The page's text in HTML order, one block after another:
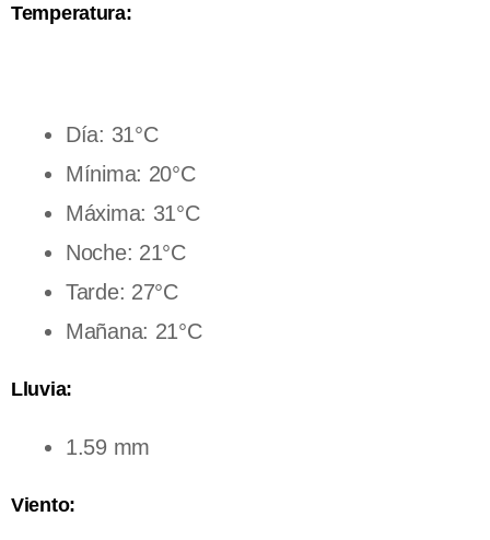
Temperatura:
Día: 31°C
Mínima: 20°C
Máxima: 31°C
Noche: 21°C
Tarde: 27°C
Mañana: 21°C
Lluvia:
1.59 mm
Viento: